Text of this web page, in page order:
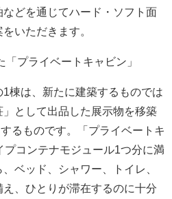
どを通じてハード・ソフト面
いただきます。
「プライベートキャビン」
棟は、新たに建築するものでは
として出品した展示物を移築
るものです。「プライベートキ
プコンテナモジュール1つ分に満
ベッド、シャワー、トイレ、
、ひとりが滞在するのに十分